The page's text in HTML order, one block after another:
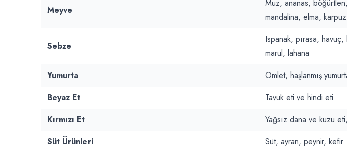
Meyve
Muz, ananas,
mandalina, elma, karpuz
Sebze
Ispanak, pırasa,
marul, lahana
Yumurta
Omlet, haşlanmış
Beyaz Et
Tavuk eti ve hindi eti
Kırmızı Et
Yağsız dana ve kuzu
Süt Ürünleri
Süt, ayran, peynir, kefir